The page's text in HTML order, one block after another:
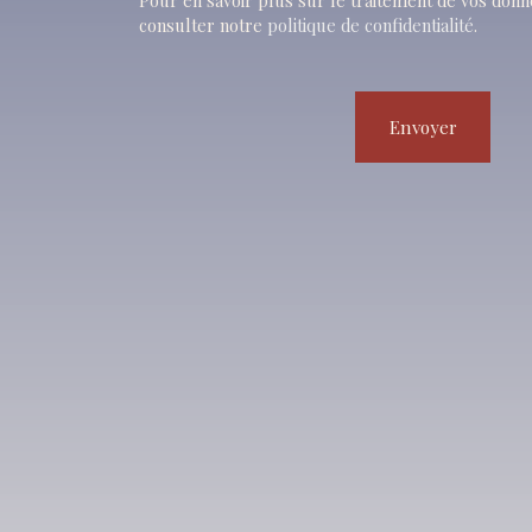
consulter notre politique de confidentialité.
Envoyer